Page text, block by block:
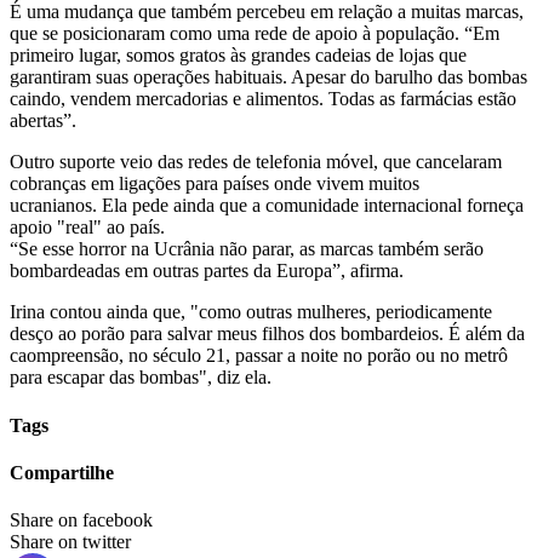
É uma mudança que também percebeu em relação a muitas marcas,
que se posicionaram como uma rede de apoio à população. “Em
primeiro lugar, somos gratos às grandes cadeias de lojas que
garantiram suas operações habituais. Apesar do barulho das bombas
caindo, vendem mercadorias e alimentos. Todas as farmácias estão
abertas”.
Outro suporte veio das redes de telefonia móvel, que cancelaram
cobranças em ligações para países onde vivem muitos
ucranianos. Ela pede ainda que a comunidade internacional forneça
apoio "real" ao país.
“Se esse horror na Ucrânia não parar, as marcas também serão
bombardeadas em outras partes da Europa”, afirma.
Irina contou ainda que, "como outras mulheres, periodicamente
desço ao porão para salvar meus filhos dos bombardeios. É além da
caompreensão, no século 21, passar a noite no porão ou no metrô
para escapar das bombas", diz ela.
Tags
Compartilhe
Share on facebook
Share on twitter